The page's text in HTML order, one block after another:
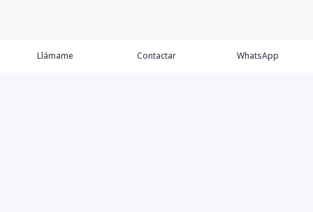
Llámame Contactar WhatsApp